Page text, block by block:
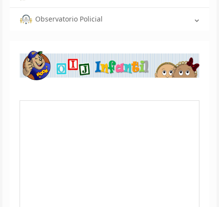
Observatorio Policial